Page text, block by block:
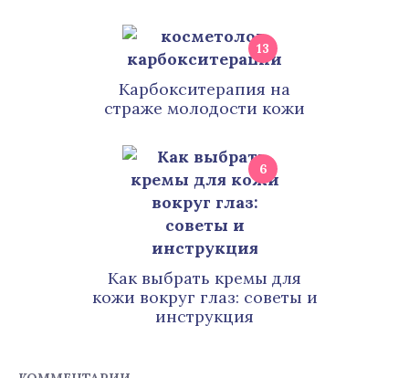
13
Карбокситерапия на
страже молодости кожи
6
Как выбрать кремы для
кожи вокруг глаз: советы и
инструкция